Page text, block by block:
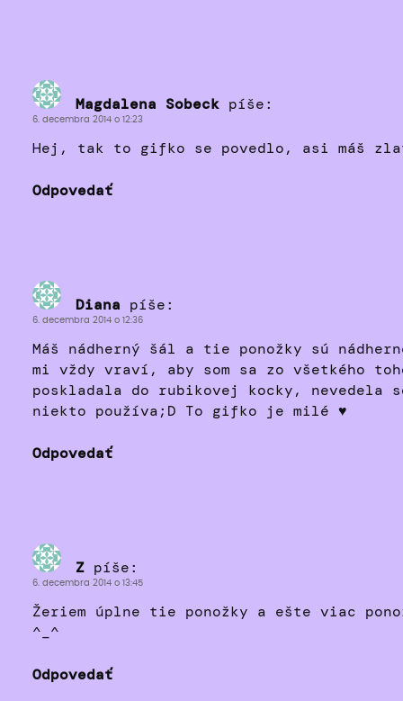
Magdalena Sobeck píše:
6. decembra 2014 o 12:23
Hej, tak to gifko se povedlo, asi máš
Odpovedať
Diana píše:
6. decembra 2014 o 12:36
Máš nádherný šál a tie ponožky sú
mi vždy vraví, aby som sa zo všetkého
poskladala do rubikovej kocky, nevedela
niekto používa;D To gifko je milé ♥
Odpovedať
Z píše:
6. decembra 2014 o 13:45
Žeriem úplne tie ponožky a ešte viac
^_^
Odpovedať